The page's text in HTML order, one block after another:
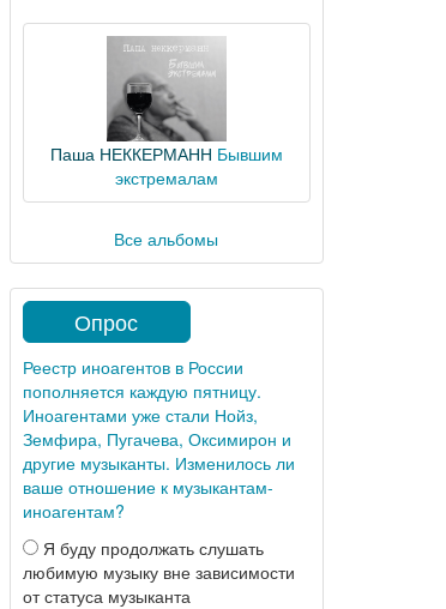
Паша НЕККЕРМАНН Бывшим
экстремалам
Все альбомы
Опрос
Реестр иноагентов в России
пополняется каждую пятницу.
Иноагентами уже стали Нойз,
Земфира, Пугачева, Оксимирон и
другие музыканты. Изменилось ли
ваше отношение к музыкантам-
иноагентам?
Я буду продолжать слушать
любимую музыку вне зависимости
от статуса музыканта